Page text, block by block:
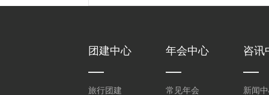
团建中心
旅行团建
年会中心
常见年会
咨讯
新闻